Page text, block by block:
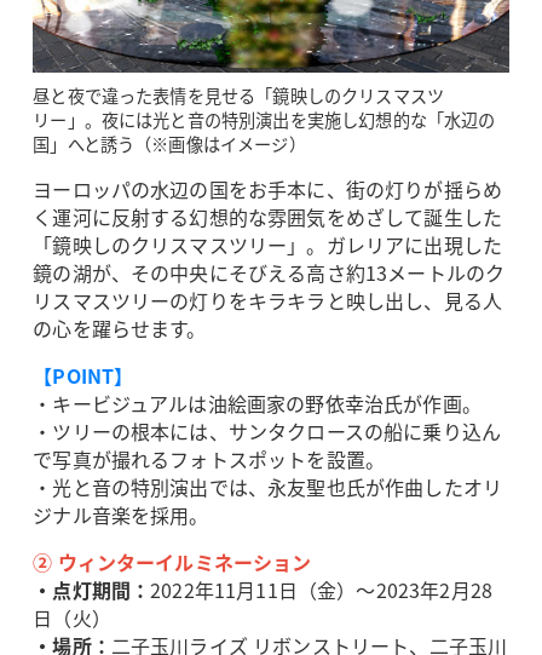
昼と夜で違った表情を見せる「鏡映しのクリスマスツ
リー」。夜には光と音の特別演出を実施し幻想的な「水辺の
国」へと誘う（※画像はイメージ）
ヨーロッパの水辺の国をお手本に、街の灯りが揺らめ
く運河に反射する幻想的な雰囲気をめざして誕生した
「鏡映しのクリスマスツリー」。ガレリアに出現した
鏡の湖が、その中央にそびえる高さ約13メートルのク
リスマスツリーの灯りをキラキラと映し出し、見る人
の心を躍らせます。
【POINT】
・キービジュアルは油絵画家の野依幸治氏が作画。
・ツリーの根本には、サンタクロースの船に乗り込ん
で写真が撮れるフォトスポットを設置。
・光と音の特別演出では、永友聖也氏が作曲したオリ
ジナル音楽を採用。
② ウィンターイルミネーション
・点灯期間：2022年11月11日（金）～2023年2月28
日（火）
・場所： 二子玉川ライズ リボンストリート、二子玉川